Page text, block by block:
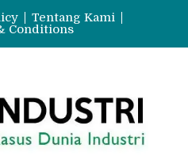
Tentang Kami
Conditions